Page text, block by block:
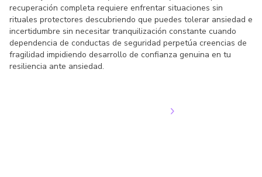
recuperación completa requiere enfrentar situaciones sin
rituales protectores descubriendo que puedes tolerar ansiedad e
incertidumbre sin necesitar tranquilización constante cuando
dependencia de conductas de seguridad perpetúa creencias de
fragilidad impidiendo desarrollo de confianza genuina en tu
resiliencia ante ansiedad.